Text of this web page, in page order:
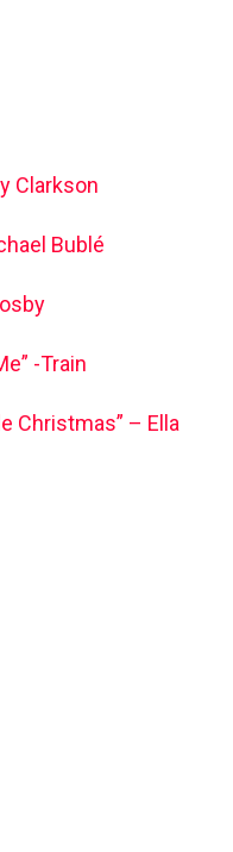
Clarkson
Bublé
-Train
Christmas” – Ella